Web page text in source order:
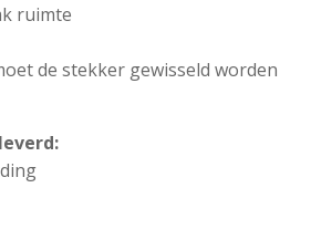
ruimte
de stekker gewisseld worden